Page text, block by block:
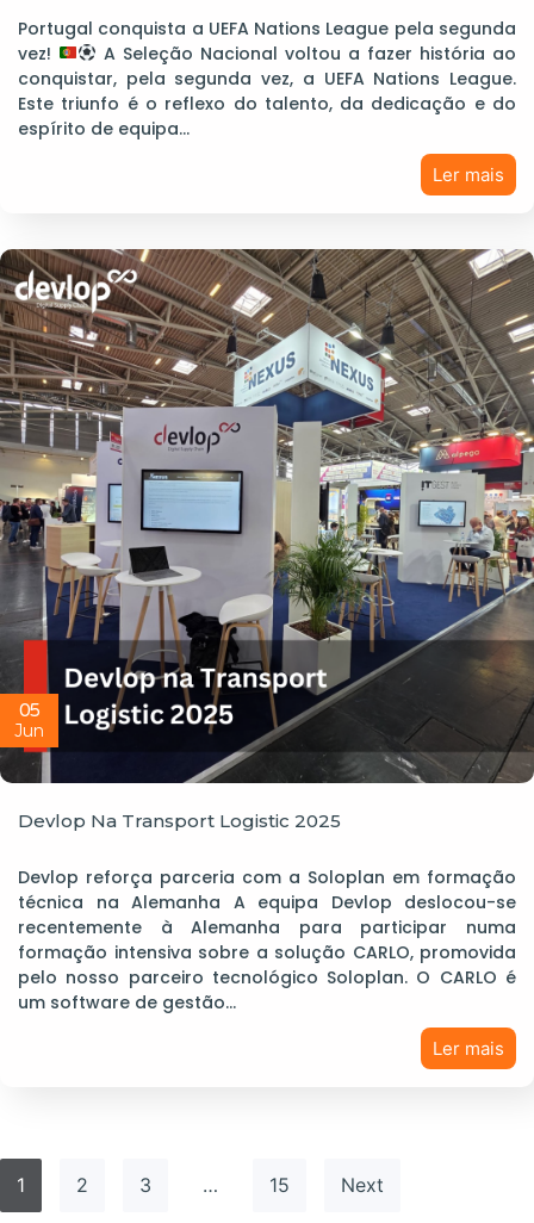
Portugal conquista a UEFA Nations League pela segunda
vez!
A Seleção Nacional voltou a fazer história ao
conquistar, pela segunda vez, a UEFA Nations League.
Este triunfo é o reflexo do talento, da dedicação e do
espírito de equipa…
Ler mais
05
Jun
Devlop Na Transport Logistic 2025
Devlop reforça parceria com a Soloplan em formação
técnica na Alemanha A equipa Devlop deslocou-se
recentemente à Alemanha para participar numa
formação intensiva sobre a solução CARLO, promovida
pelo nosso parceiro tecnológico Soloplan. O CARLO é
um software de gestão…
Ler mais
1 2 3 … 15 Next